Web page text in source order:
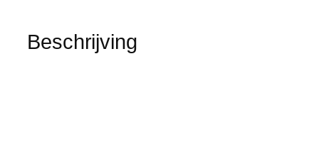
n
Beschrijving